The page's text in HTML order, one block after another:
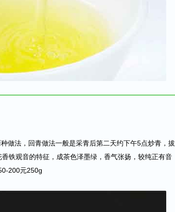
做法，回青做法一般是采青后第二天约下午5点炒青，拔
铁观音的特征，成茶色泽墨绿，香气张扬，较纯正有音
200元250g